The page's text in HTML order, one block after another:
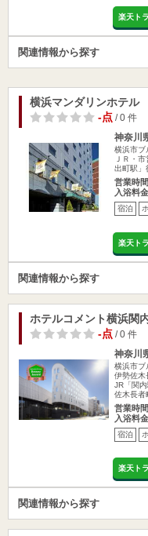
楽天ト
関連情報から探す
横浜マンダリンホテル
-点/ 0 件
神奈川
横浜市ブ
ＪＲ・
出町駅」
営業時間
入浴料
宿泊
楽天ト
関連情報から探す
ホテルコメント横浜関
-点/ 0 件
神奈川
横浜市ブ
伊勢佐木
JR「関
佐木長者
営業時間
入浴料
宿泊
楽天ト
関連情報から探す